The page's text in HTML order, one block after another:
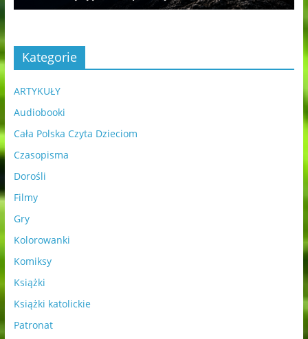
Kategorie
ARTYKUŁY
Audiobooki
Cała Polska Czyta Dzieciom
Czasopisma
Dorośli
Filmy
Gry
Kolorowanki
Komiksy
Książki
Książki katolickie
Patronat